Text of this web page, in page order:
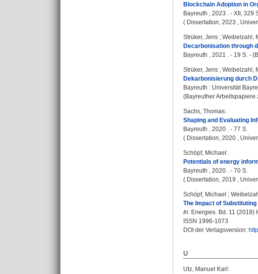
Blockchain Adoption in
Bayreuth , 2023 . - XII, 329
( Dissertation, 2023 ,
Strüker, Jens ; Weibelzahl,
Decarbonisation through
Bayreuth , 2021 . - 19 S. -
Strüker, Jens ; Weibelzahl,
Dekarbonisierung durch
Bayreuth : Universität
(Bayreuther Arbeitspapiere
Sachs, Thomas:
Shaping and Evaluating
Bayreuth , 2020 . - 77 S.
( Dissertation, 2020 ,
Schöpf, Michael :
Potentials of energy
Bayreuth , 2020 . - 70 S.
( Dissertation, 2019 ,
Schöpf, Michael ;
The Impact of
In: Energies. Bd. 11 (2018)
ISSN 1996-1073
DOI der Verlagsversion:
U
Utz, Manuel Karl :